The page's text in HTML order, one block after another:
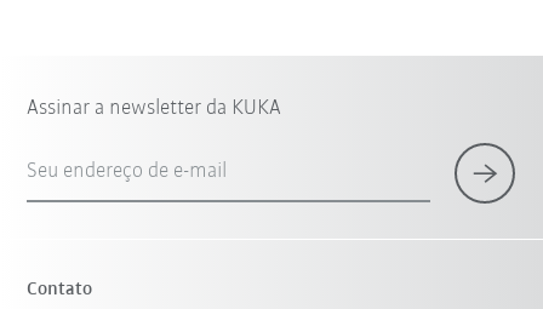
Assinar a newsletter da KUKA
Seu endereço de e-mail
Contato